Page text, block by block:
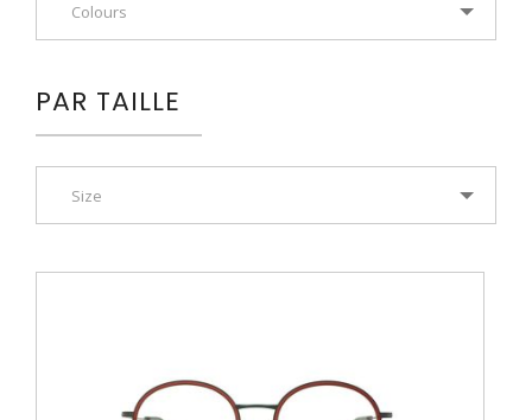
Colours
PAR TAILLE
Size